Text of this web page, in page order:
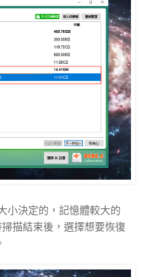
小決定的，記憶體較大的
描結束後，選擇想要恢復